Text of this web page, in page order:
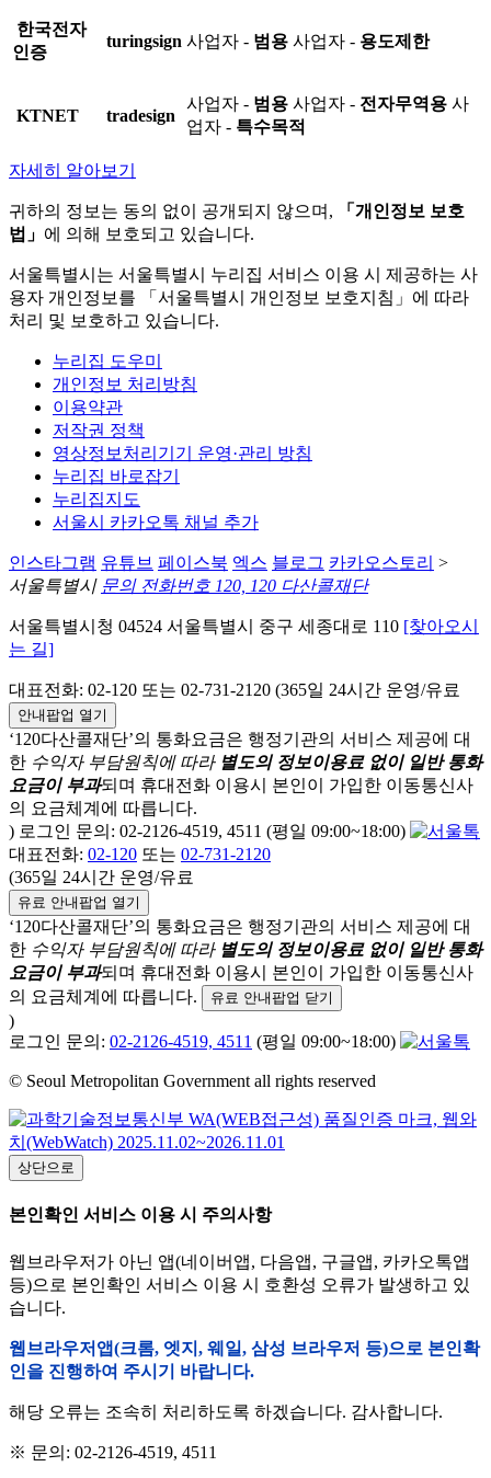
한국전자
인증
turingsign 사업자 - 범용 사업자 - 용도제한
KTNET tradesign
사업자 - 범용 사업자 - 전자무역용 사
업자 - 특수목적
자세히 알아보기
귀하의 정보는 동의 없이 공개되지 않으며,
「개인정보 보호
법」 에 의해 보호되고 있습니다.
서울특별시는 서울특별시 누리집 서비스 이용 시 제공하는 사
용자 개인정보를 「서울특별시 개인정보 보호지침」에 따라
처리 및 보호하고 있습니다.
누리집 도우미
개인정보 처리방침
이용약관
저작권 정책
영상정보처리기기 운영·관리 방침
누리집 바로잡기
누리집지도
서울시 카카오톡 채널 추가
인스타그램 유튜브 페이스북 엑스 블로그 카카오스토리 >
서울특별시 문의 전화번호 120, 120 다산콜재단
서울특별시청 04524 서울특별시 중구 세종대로 110 [찾아오시
는 길]
대표전화: 02-120 또는 02-731-2120 (365일 24시간 운영/유료
안내팝업 열기
‘120다산콜재단’의 통화요금은 행정기관의 서비스 제공에 대
한 수익자 부담원칙에 따라 별도의 정보이용료 없이 일반 통화
요금이 부과되며 휴대전화 이용시 본인이 가입한 이동통신사
의 요금체계에 따릅니다.
) 로그인 문의: 02-2126-4519, 4511 (평일 09:00~18:00)
대표전화: 02-120 또는 02-731-2120
(365일 24시간 운영/유료
유료 안내팝업 열기
‘120다산콜재단’의 통화요금은 행정기관의 서비스 제공에 대
한 수익자 부담원칙에 따라 별도의 정보이용료 없이 일반 통화
요금이 부과되며 휴대전화 이용시 본인이 가입한 이동통신사
의 요금체계에 따릅니다.
유료 안내팝업 닫기
)
로그인 문의: 02-2126-4519, 4511 (평일 09:00~18:00)
© Seoul Metropolitan Government all rights reserved
상단으로
본인확인 서비스 이용 시 주의사항
웹브라우저가 아닌 앱(네이버앱, 다음앱, 구글앱, 카카오톡앱
등)으로 본인확인 서비스 이용 시 호환성 오류가 발생하고 있
습니다.
웹브라우저앱(크롬, 엣지, 웨일, 삼성 브라우저 등)으로 본인확
인을 진행하여 주시기 바랍니다.
해당 오류는 조속히 처리하도록 하겠습니다. 감사합니다.
※ 문의: 02-2126-4519, 4511